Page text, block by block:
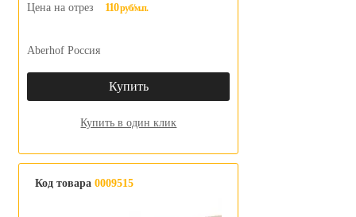
Цена на отрез 110руб/м.п.
Aberhof Россия
Купить
Купить в один клик
Код товара0009515